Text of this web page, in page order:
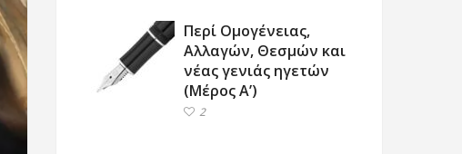
Περί Ομογένειας,
Αλλαγών, Θεσμών και
νέας γενιάς ηγετών
(Μέρος Α’)
2